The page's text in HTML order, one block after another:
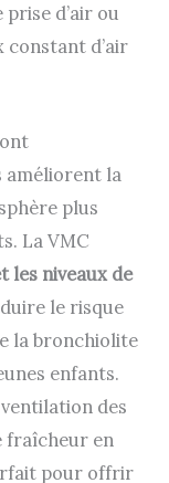
d’air ou
d’air
améliorent la
plus
La VMC
les niveaux de
le risque
la bronchiolite
enfants.
des
fraîcheur en
pour offrir